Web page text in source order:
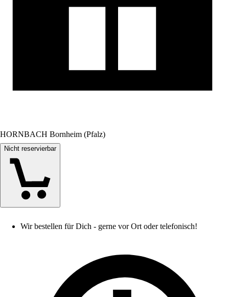
HORNBACH Bornheim (Pfalz)
Nicht reservierbar
Wir bestellen für Dich - gerne vor Ort oder telefonisch!